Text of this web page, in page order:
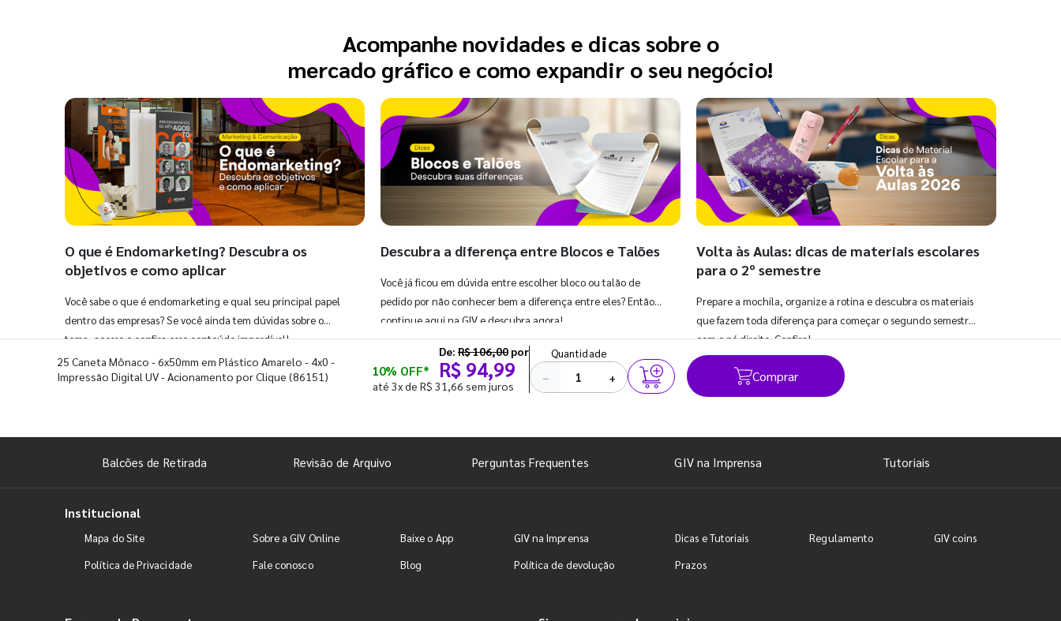
Acompanhe novidades e dicas sobre o
mercado gráfico e como expandir o seu negócio!
O que é Endomarketing? Descubra os
objetivos e como aplicar
Você sabe o que é endomarketing e qual seu principal papel
dentro das empresas? Se você ainda tem dúvidas sobre o
tema, acesse e confira esse conteúdo imperdível!
Descubra a diferença entre Blocos e Talões
Você já ficou em dúvida entre escolher bloco ou talão de
pedido por não conhecer bem a diferença entre eles? Então,
continue aqui na GIV e descubra agora!
Volta às Aulas: dicas de materiais escolares
para o 2º semestre
Prepare a mochila, organize a rotina e descubra os materiais
que fazem toda diferença para começar o segundo semestre
com o pé direito. Confira!
25 Caneta Mônaco - 6x50mm em Plástico Amarelo - 4x0 -
Impressão Digital UV - Acionamento por Clique (86151) 10% OFF*
De: R$ 106,00 por
R$ 94,99
até 3x de R$ 31,66 sem juros
Quantidade
− + Comprar
Balcões de Retirada Revisão de Arquivo Perguntas Frequentes GIV na Imprensa Tutoriais
Institucional
Mapa do Site Sobre a GIV Online Baixe o App GIV na Imprensa Dicas e Tutoriais Regulamento
GIV coins
Política de Privacidade
Fale conosco Blog Política de devolução Prazos